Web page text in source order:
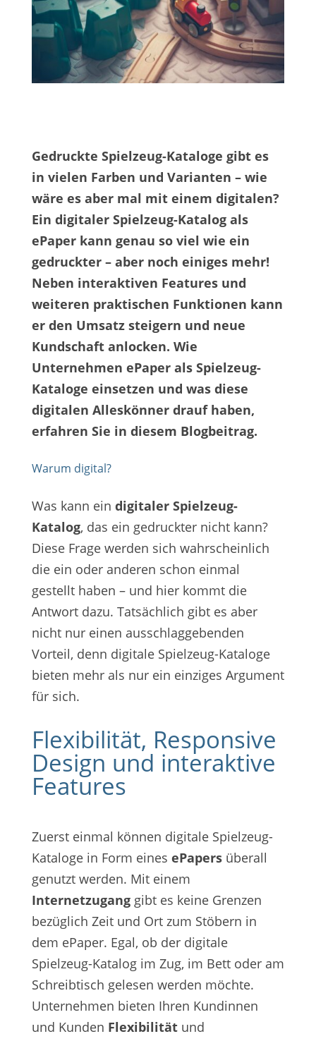
Gedruckte Spielzeug-Kataloge gibt es
in vielen Farben und Varianten – wie
wäre es aber mal mit einem digitalen?
Ein digitaler Spielzeug-Katalog als
ePaper kann genau so viel wie ein
gedruckter – aber noch einiges mehr!
Neben interaktiven Features und
weiteren praktischen Funktionen kann
er den Umsatz steigern und neue
Kundschaft anlocken. Wie
Unternehmen ePaper als Spielzeug-
Kataloge einsetzen und was diese
digitalen Alleskönner drauf haben,
erfahren Sie in diesem Blogbeitrag.
Warum digital?
Was kann ein digitaler Spielzeug-
Katalog, das ein gedruckter nicht kann?
Diese Frage werden sich wahrscheinlich
die ein oder anderen schon einmal
gestellt haben – und hier kommt die
Antwort dazu. Tatsächlich gibt es aber
nicht nur einen ausschlaggebenden
Vorteil, denn digitale Spielzeug-Kataloge
bieten mehr als nur ein einziges Argument
für sich.
Flexibilität, Responsive
Design und interaktive
Features
Zuerst einmal können digitale Spielzeug-
Kataloge in Form eines ePapersüberall
genutzt werden. Mit einem
Internetzuganggibt es keine Grenzen
bezüglich Zeit und Ort zum Stöbern in
dem ePaper. Egal, ob der digitale
Spielzeug-Katalog im Zug, im Bett oder am
Schreibtisch gelesen werden möchte.
Unternehmen bieten Ihren Kundinnen
und Kunden Flexibilitätund